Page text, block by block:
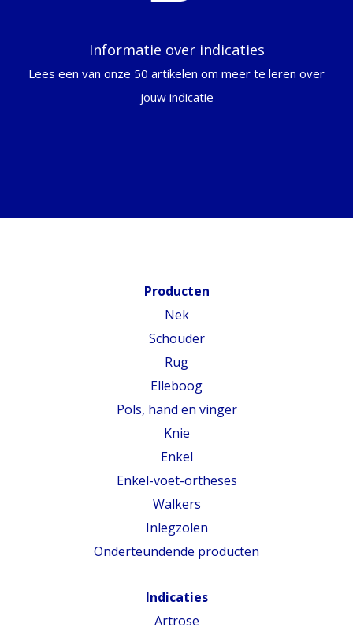
Informatie over indicaties
Lees een van onze 50 artikelen om meer te leren over
jouw indicatie
Producten
Nek
Schouder
Rug
Elleboog
Pols, hand en vinger
Knie
Enkel
Enkel-voet-ortheses
Walkers
Inlegzolen
Onderteundende producten
Indicaties
Artrose